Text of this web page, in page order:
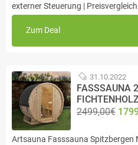
externer Steuerung |
Zum Deal
31.10.2022
FASSSAUNA
2499,00€
Artsauna Fasssauna Spitzbergen